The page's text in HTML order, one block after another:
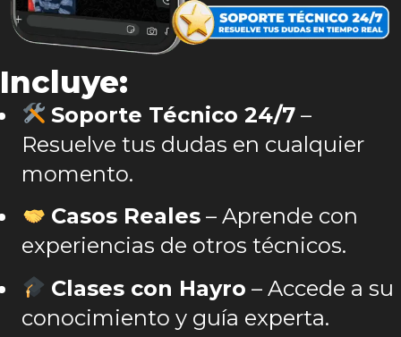
Incluye:
Soporte Técnico 24/7 –
Resuelve tus dudas en cualquier
momento.
Casos Reales – Aprende con
experiencias de otros técnicos.
Clases con Hayro – Accede a su
conocimiento y guía experta.